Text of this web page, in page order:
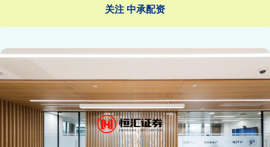
关注 中承配资